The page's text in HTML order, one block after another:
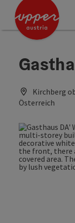
Accesskey
Accesskey
Kirchberg
Österreich